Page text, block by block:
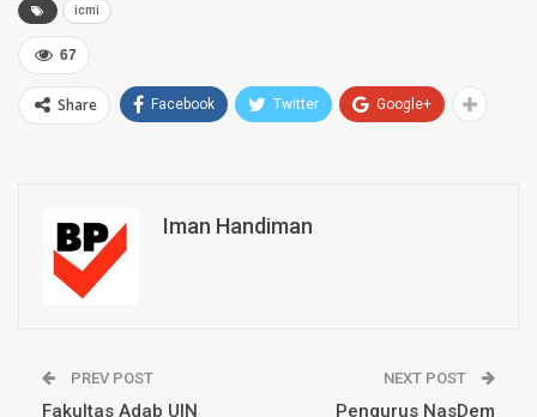
icmi
67
Share Facebook Twitter Google+
Iman Handiman
PREV POST
Fakultas Adab UIN
NEXT POST
Pengurus NasDem